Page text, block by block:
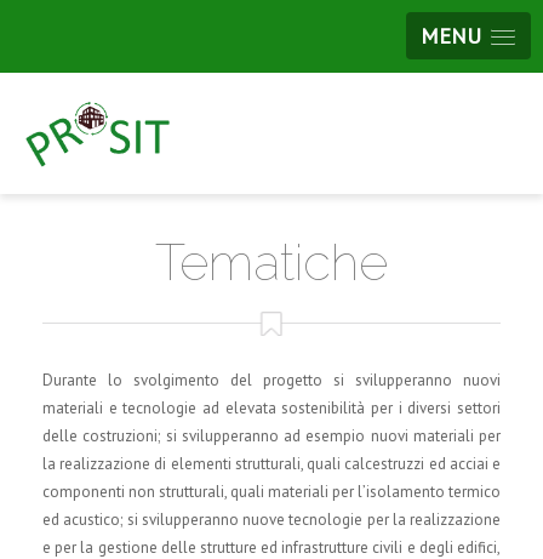
MENU
Tematiche
Durante lo svolgimento del progetto si svilupperanno nuovi
materiali e tecnologie ad elevata sostenibilità per i diversi settori
delle costruzioni; si svilupperanno ad esempio nuovi materiali per
la realizzazione di elementi strutturali, quali calcestruzzi ed acciai e
componenti non strutturali, quali materiali per l’isolamento termico
ed acustico; si svilupperanno nuove tecnologie per la realizzazione
e per la gestione delle strutture ed infrastrutture civili e degli edifici,